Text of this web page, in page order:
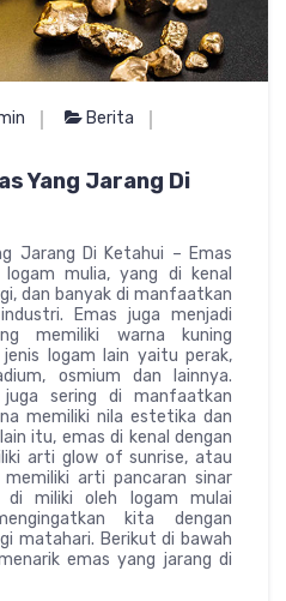
Berita
Yang Jarang Di
Jarang Di Ketahui – Emas
mulia, yang di kenal
dan banyak di manfaatkan
Emas juga menjadi
memiliki warna kuning
logam lain yaitu perak,
osmium dan lainnya.
sering di manfaatkan
memiliki nila estetika dan
itu, emas di kenal dengan
arti glow of sunrise, atau
memiliki arti pancaran sinar
di miliki oleh logam mulai
kita dengan
matahari. Berikut di bawah
emas yang jarang di